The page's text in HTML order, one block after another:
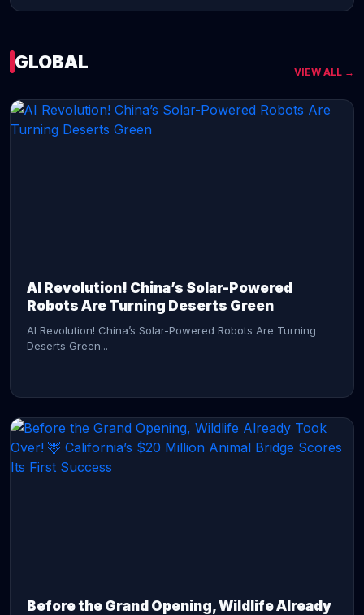
GLOBAL VIEW ALL →
AI Revolution! China’s Solar-Powered
Robots Are Turning Deserts Green
AI Revolution! China’s Solar-Powered Robots Are Turning
Deserts Green...
Before the Grand Opening, Wildlife Already